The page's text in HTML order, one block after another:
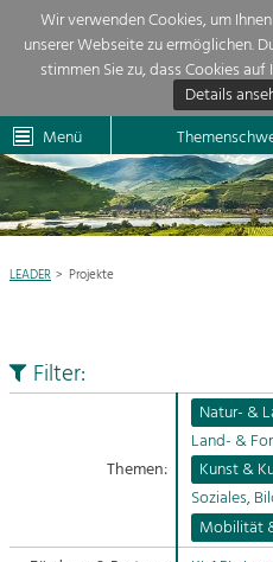
Wir verwenden Cookies, um
unserer Webseite zu ermöglichen.
stimmen Sie zu, dass Cookies
Details
Dunkelsteinerwald
Menü
Aktuelles
Region
Projekte
Mein Projekt
Themenübersicht
Die Regionalentwicklung in unserer
Übersicht über unsere
Thema anklicken und schon
Natur- &
Landschaftsschutz
Ortsbild, Baukultur und
Siedlungswesen.
Land- &
Bewirtschaftung und Pflege der
LEADER Projekte
Filter:
Themen:
Natur- &
Land- &
Kunst &
Soziales,
Mobilität